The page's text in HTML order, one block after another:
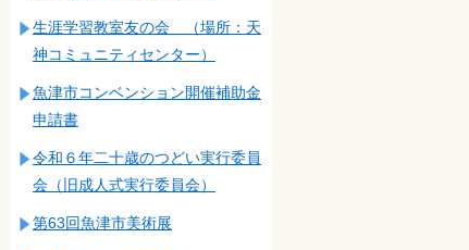
生涯学習教室友の会 （場所：天
神コミュニティセンター）
魚津市コンベンション開催補助金
申請書
令和６年二十歳のつどい実行委員
会（旧成人式実行委員会）
第63回魚津市美術展